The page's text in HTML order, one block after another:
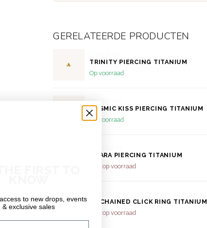
GERELATEERDE PRODUCTEN
TRINITY PIERCING TITANIUM
Op voorraad
COSMIC KISS PIERCING TITANIUM
Op voorraad
AMARA PIERCING TITANIUM
Niet op voorraad
UNCHAINED CLICK RING TITANIUM
Niet op voorraad
to new drops, events
& exclusive sales